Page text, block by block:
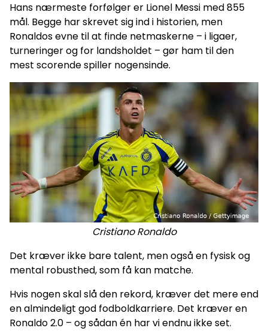
Hans nærmeste forfølger er Lionel Messi med 855
mål. Begge har skrevet sig ind i historien, men
Ronaldos evne til at finde netmaskerne – i ligaer,
turneringer og for landsholdet – gør ham til den
mest scorende spiller nogensinde.
Cristiano Ronaldo
Det kræver ikke bare talent, men også en fysisk og
mental robusthed, som få kan matche.
Hvis nogen skal slå den rekord, kræver det mere end
en almindeligt god fodboldkarriere. Det kræver en
Ronaldo 2.0 – og sådan én har vi endnu ikke set.